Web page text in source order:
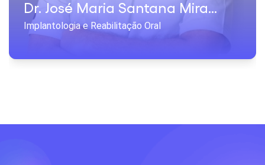
Dr. José Maria Santana Miralles
Implantologia e Reabilitação Oral